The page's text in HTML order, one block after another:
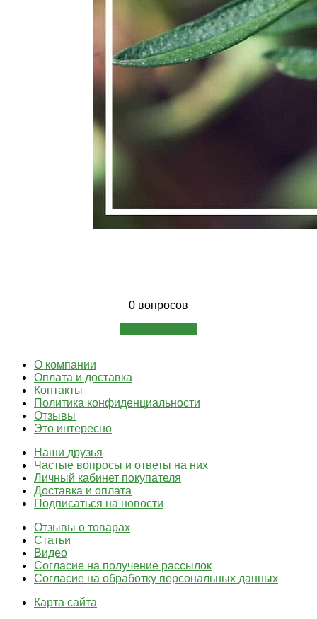
0 вопросов
О компании
Оплата и доставка
Контакты
Политика конфиденциальности
Отзывы
Это интересно
Наши друзья
Частые вопросы и ответы на них
Личный кабинет покупателя
Доставка и оплата
Подписаться на новости
Отзывы о товарах
Статьи
Видео
Согласие на получение рассылок
Согласие на обработку персональных данных
Карта сайта